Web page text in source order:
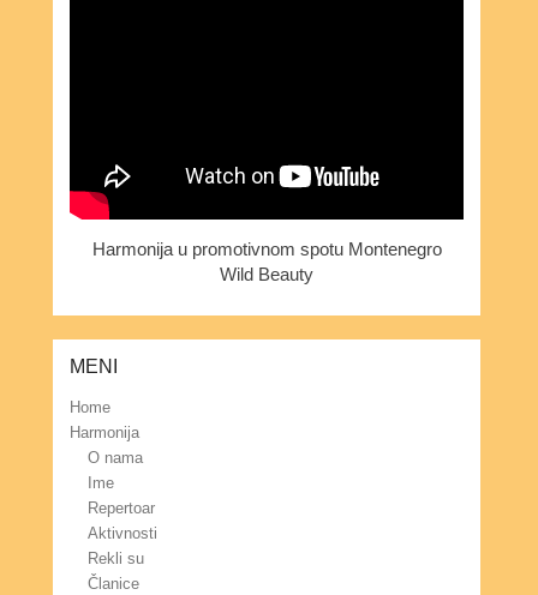
Harmonija u promotivnom spotu Montenegro
Wild Beauty
MENI
Home
Harmonija
O nama
Ime
Repertoar
Aktivnosti
Rekli su
Članice